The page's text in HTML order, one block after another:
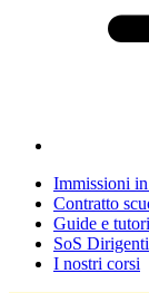
Immissioni
Contratto
Guide e
SoS Dirigenti
I nostri corsi